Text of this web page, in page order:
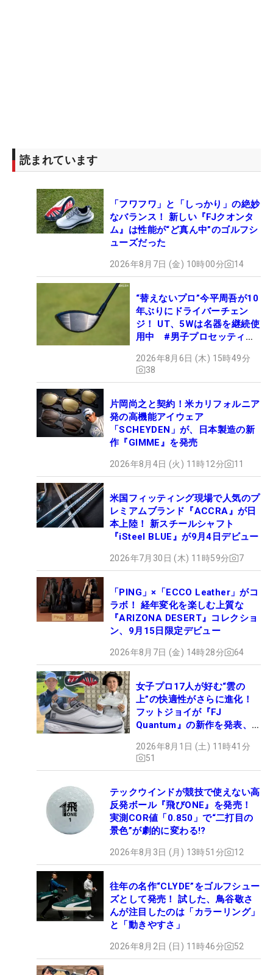
読まれています
「フワフワ」と「しっかり」の絶妙
なバランス！ 新しい『FJクオンタ
ム』は性能が“ど真ん中”のゴルフシ
ューズだった
2026年8月7日 (金) 10時00分 14
“替えないプロ”今平周吾が10
年ぶりにドライバーチェン
ジ！ UT、5Wは名器を継続使
用中 #男子プロセッティン
2026年8月6日 (木) 15時49分
38
片岡尚之と契約！米カリフォルニア
発の高機能アイウェア
「SCHEYDEN」が、日本製造の新
作『GIMME』を発売
2026年8月4日 (火) 11時12分 11
米国フィッティング現場で人気のプ
レミアムブランド『ACCRA』が日
本上陸！ 新スチールシャフト
『iSteel BLUE』が9月4日デビュー
2026年7月30日 (木) 11時59分 7
「PING」×「ECCO Leather」がコ
ラボ！ 経年変化を楽しむ上質な
『ARIZONA DESERT』コレクショ
ン、9月15日限定デビュー
2026年8月7日 (金) 14時28分 64
女子プロ17人が好む“雲の
上”の快適性がさらに進化！
フットジョイが『FJ
Quantum』の新作を発表、8
2026年8月1日 (土) 11時41分
51
テックウインドが競技で使えない高
反発ボール『飛びONE』を発売！
実測COR値「0.850」で“二打目の
景色”が劇的に変わる!?
2026年8月3日 (月) 13時51分 12
往年の名作“CLYDE”をゴルフシュー
ズとして発売！ 試した、鳥谷敬さ
んが注目したのは「カラーリング」
と「動きやすさ」
2026年8月2日 (日) 11時46分 52